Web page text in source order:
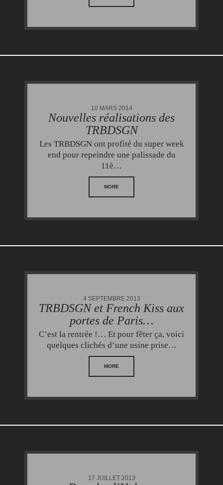
10 MARS 2014
Nouvelles réalisations des
TRBDSGN
Les TRBDSGN ont profité du super week
end pour repeindre une palissade du
11è…
MORE
4 SEPTEMBRE 2013
TRBDSGN et French Kiss aux
portes de Paris…
C’est la rentrée !… Et pour fêter ça, voici
quelques clichés d’une usine prise…
MORE
17 JUILLET 2013